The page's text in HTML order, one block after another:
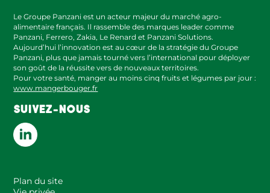
Le Groupe Panzani est un acteur majeur du marché agro-
alimentaire français. Il rassemble des marques leader comme
Panzani, Ferrero, Zakia, Le Renard et Panzani Solutions.
Aujourd’hui l’innovation est au cœur de la stratégie du Groupe
Panzani, plus que jamais tourné vers l’international pour déployer
son goût de la réussite vers de nouveaux territoires.
Pour votre santé, manger au moins cinq fruits et légumes par jour :
www.mangerbouger.fr
SUIVEZ-NOUS
Plan du site